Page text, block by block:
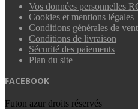
Vos données personnelles
Cookies et mentions légales
Conditions générales de
Conditions de livraison
Sécurité des paiements
Plan du site
FACEBOOK
Futon azur droits réservés